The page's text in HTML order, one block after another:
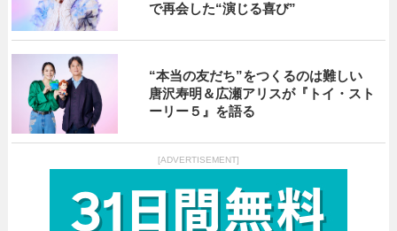
で再会した“演じる喜び”
“本当の友だち”をつくるのは難しい
唐沢寿明＆広瀬アリスが『トイ・スト
ーリー５』を語る
[ADVERTISEMENT]